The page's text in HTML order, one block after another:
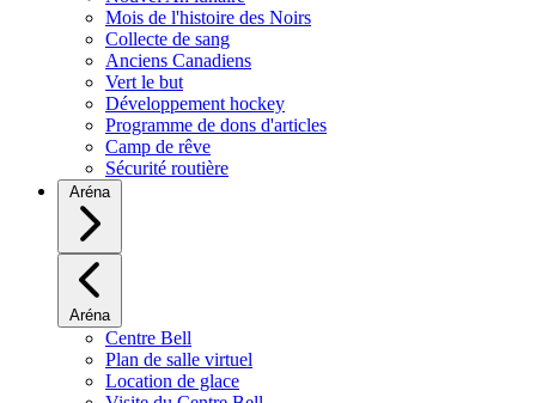
Mois de l'histoire des Noirs
Collecte de sang
Anciens Canadiens
Vert le but
Développement hockey
Programme de dons d'articles
Camp de rêve
Sécurité routière
Aréna
Aréna
Centre Bell
Plan de salle virtuel
Location de glace